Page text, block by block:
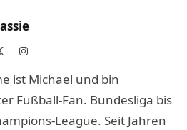
Instagram
ist Michael und bin
Fußball-Fan. Bundesliga bis
League. Seit Jahren